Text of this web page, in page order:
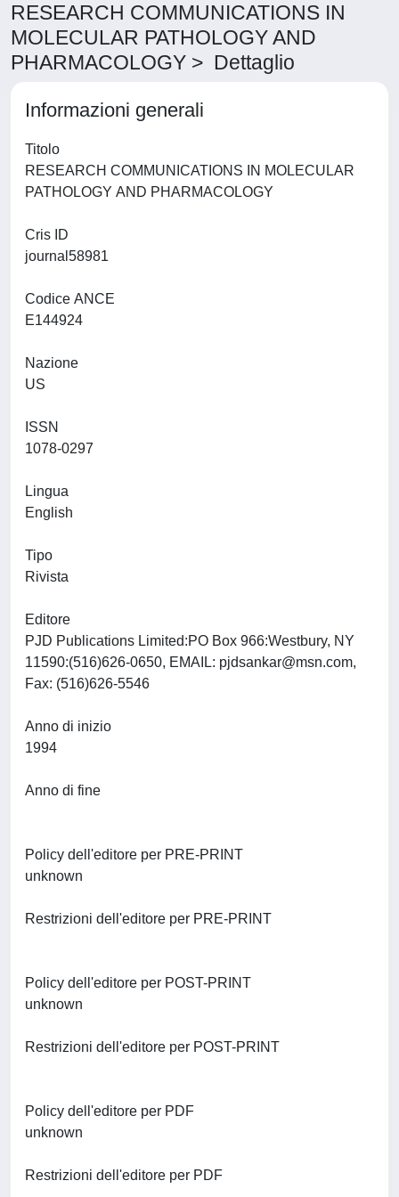
RESEARCH COMMUNICATIONS IN
MOLECULAR PATHOLOGY AND
PHARMACOLOGY > Dettaglio
Informazioni generali
Titolo
RESEARCH COMMUNICATIONS IN MOLECULAR
Cris ID
Codice ANCE
Nazione
ISSN
Lingua
Tipo
Rivista
Editore
PJD Publications Limited:PO Box 966:Westbury, NY
11590:(516)626-0650, EMAIL: pjdsankar@msn.com,
Anno di inizio
Anno di fine
Policy dell'editore per PRE-PRINT
Restrizioni dell'editore per PRE-PRINT
Policy dell'editore per POST-PRINT
Restrizioni dell'editore per POST-PRINT
Policy dell'editore per PDF
Restrizioni dell'editore per PDF